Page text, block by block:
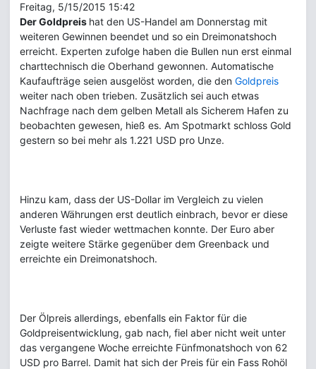
Freitag, 5/15/2015 15:42
Der Goldpreis hat den US-Handel am Donnerstag mit
weiteren Gewinnen beendet und so ein Dreimonatshoch
erreicht. Experten zufolge haben die Bullen nun erst einmal
charttechnisch die Oberhand gewonnen. Automatische
Kaufaufträge seien ausgelöst worden, die den Goldpreis
weiter nach oben trieben. Zusätzlich sei auch etwas
Nachfrage nach dem gelben Metall als Sicherem Hafen zu
beobachten gewesen, hieß es. Am Spotmarkt schloss Gold
gestern so bei mehr als 1.221 USD pro Unze.
Hinzu kam, dass der US-Dollar im Vergleich zu vielen
anderen Währungen erst deutlich einbrach, bevor er diese
Verluste fast wieder wettmachen konnte. Der Euro aber
zeigte weitere Stärke gegenüber dem Greenback und
erreichte ein Dreimonatshoch.
Der Ölpreis allerdings, ebenfalls ein Faktor für die
Goldpreisentwicklung, gab nach, fiel aber nicht weit unter
das vergangene Woche erreichte Fünfmonatshoch von 62
USD pro Barrel. Damit hat sich der Preis für ein Fass Rohöl